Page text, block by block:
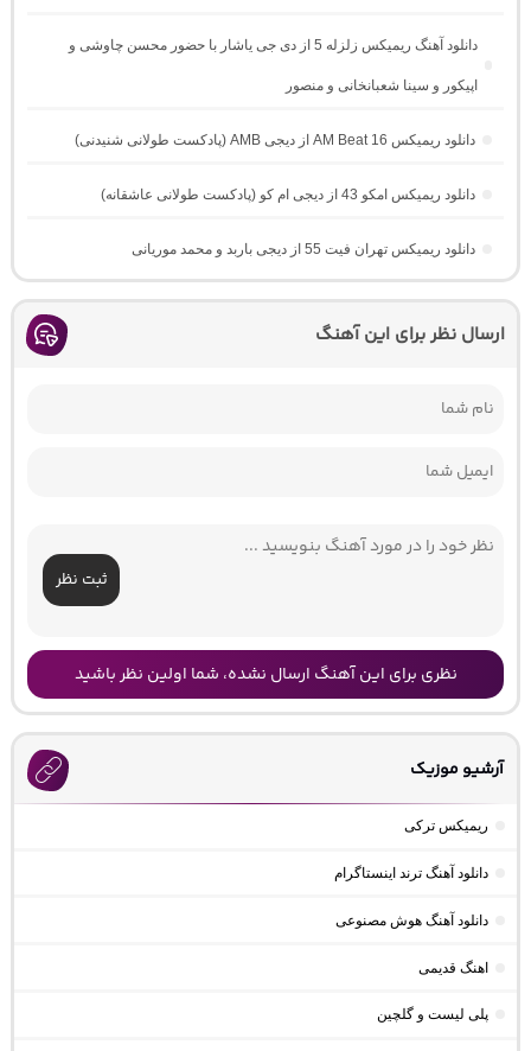
دانلود آهنگ ریمیکس زلزله 5 از دی جی یاشار با حضور محسن چاوشی و
اپیکور و سینا شعبانخانی و منصور
دانلود ریمیکس AM Beat 16 از دیجی AMB (پادکست طولانی شنیدنی)
دانلود ریمیکس امکو 43 از دیجی ام کو (پادکست طولانی عاشقانه)
دانلود ریمیکس تهران فیت 55 از دیجی باربد و محمد موریانی
ارسال نظر برای این آهنگ
ثبت نظر
نظری برای این آهنگ ارسال نشده، شما اولین نظر باشید
آرشیو موزیک
ریمیکس ترکی
دانلود آهنگ ترند اینستاگرام
دانلود آهنگ هوش مصنوعی
اهنگ قدیمی
پلی لیست و گلچین